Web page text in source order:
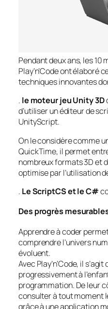
Pendant deux ans, les 10
Play’n’Code ont élaboré
techniques innovantes
. le moteur jeu Unity 3D
d’utiliser un éditeur de
UnityScript.
On le considère comme
QuickTime, il permet
nombreux formats 3D et
optimise par l’utilisation
. Le ScriptCS et le C#
Des progrès
Apprendre à coder
comprendre l’univers
évoluent.
Avec Play’n’Code, il s’agit
progressivement à
programmation. De leur
consulter à tout moment
grâce à une application